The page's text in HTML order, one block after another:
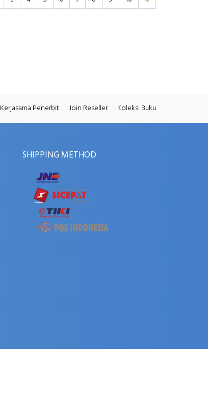
Kerjasama Penerbit Join Reseller Koleksi Buku
SHIPPING METHOD